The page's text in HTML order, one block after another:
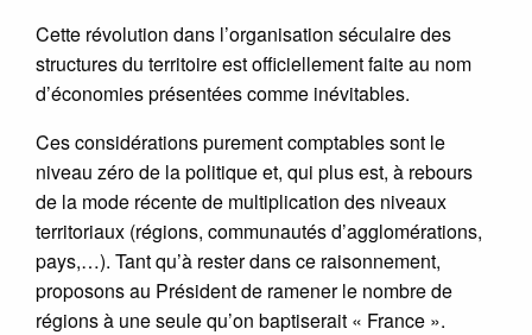
Cette révolution dans l’organisation séculaire des
structures du territoire est officiellement faite au nom
d’économies présentées comme inévitables.
Ces considérations purement comptables sont le
niveau zéro de la politique et, qui plus est, à rebours
de la mode récente de multiplication des niveaux
territoriaux (régions, communautés d’agglomérations,
pays,…). Tant qu’à rester dans ce raisonnement,
proposons au Président de ramener le nombre de
régions à une seule qu’on baptiserait « France ».